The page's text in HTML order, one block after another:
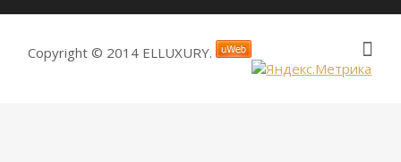
Copyright © 2014 ELLUXURY.